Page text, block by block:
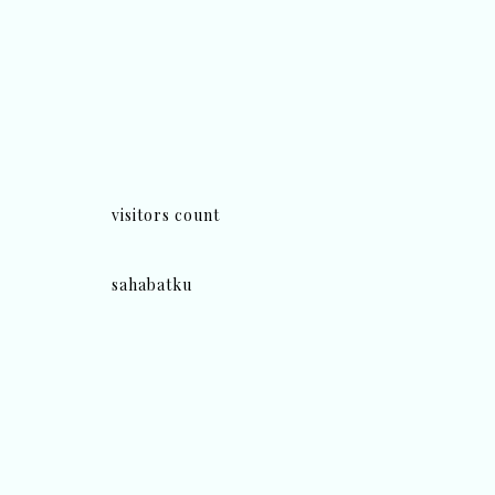
visitors count
sahabatku